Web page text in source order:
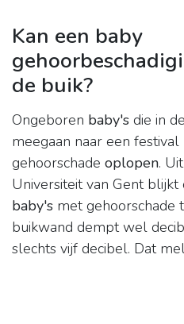
Kan een baby
de buik?
Ongeboren baby's die in de
meegaan naar een
gehoorschade oplopen.
Universiteit van Gent
baby's met gehoorschade
buikwand dempt wel
slechts vijf decibel. Dat